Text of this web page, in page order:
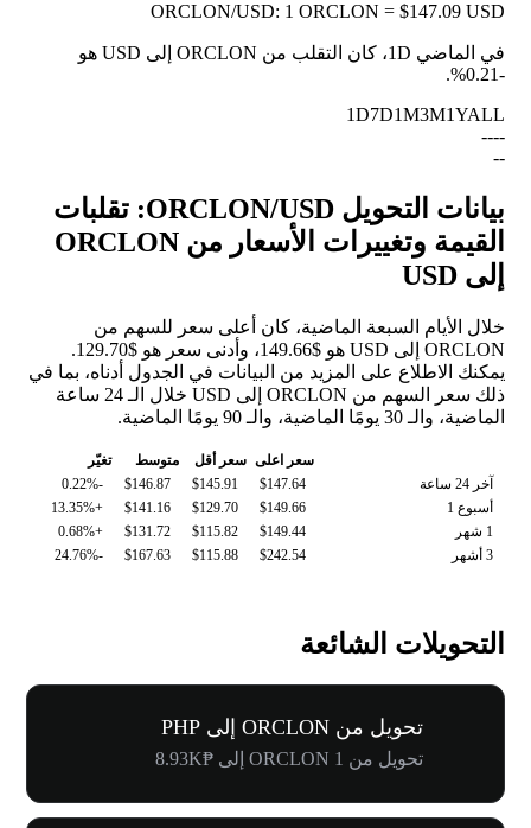
ORCLON/USD: 1 ORCLON = $147.09 USD
في الماضي 1D، كان التقلب من ORCLON إلى USD هو
-0.21%
.
1D7D1M3M1YALL
--
--
--
بيانات التحويل ORCLON/USD: تقلبات
القيمة وتغييرات الأسعار من ORCLON
إلى USD
خلال الأيام السبعة الماضية، كان أعلى سعر للسهم من
ORCLON إلى USD هو $149.66، وأدنى سعر هو $129.70.
يمكنك الاطلاع على المزيد من البيانات في الجدول أدناه، بما في
ذلك سعر السهم من ORCLON إلى USD خلال الـ 24 ساعة
الماضية، والـ 30 يومًا الماضية، والـ 90 يومًا الماضية.
سعر اعلى سعر أقل متوسط
تغيّر
آخر 24 ساعة
$147.64
$145.91
$146.87
-0.22%
أسبوع 1
$149.66
$129.70
$141.16
+13.35%
1 شهر
$149.44
$115.82
$131.72
+0.68%
3 أشهر
$242.54
$115.88
$167.63
-24.76%
التحويلات الشائعة
تحويل من ORCLON إلى PHP
تحويل من 1 ORCLON إلى ₱8.93K